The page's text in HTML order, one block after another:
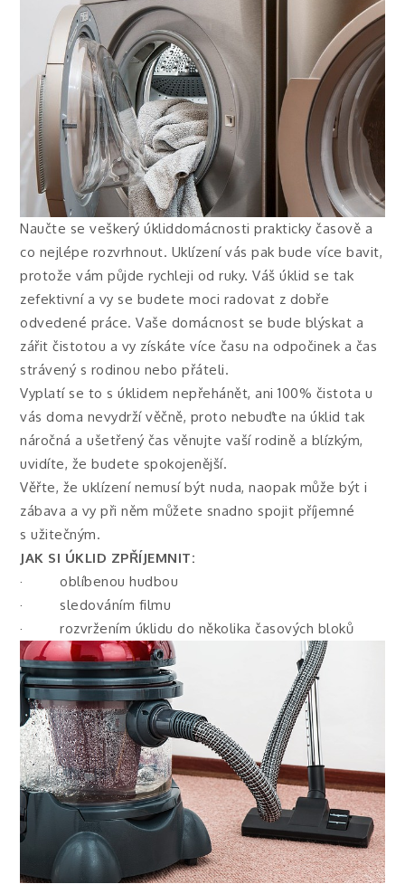
Naučte se veškerýúkliddomácnosti prakticky časově a
co nejlépe rozvrhnout. Uklízení vás pak bude více bavit,
protože vám půjde rychleji od ruky. Váš úklid se tak
zefektivní a vy se budete moci radovat z dobře
odvedené práce. Vaše domácnost se bude blýskat a
zářit čistotou a vy získáte více času na odpočinek a čas
strávený s rodinou nebo přáteli.
Vyplatí se to s úklidem nepřehánět, ani 100% čistota u
vás doma nevydrží věčně, proto nebuďte na úklid tak
náročná a ušetřený čas věnujte vaší rodině a blízkým,
uvidíte, že budete spokojenější.
Věřte, že uklízení nemusí být nuda, naopak může být i
zábava a vy při něm můžete snadno spojit příjemné
s užitečným.
JAK SI ÚKLID ZPŘÍJEMNIT:
· oblíbenou hudbou
· sledováním filmu
· rozvržením úklidu do několika časových bloků